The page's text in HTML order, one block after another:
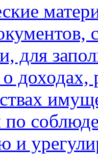
для
доходах,
по
и